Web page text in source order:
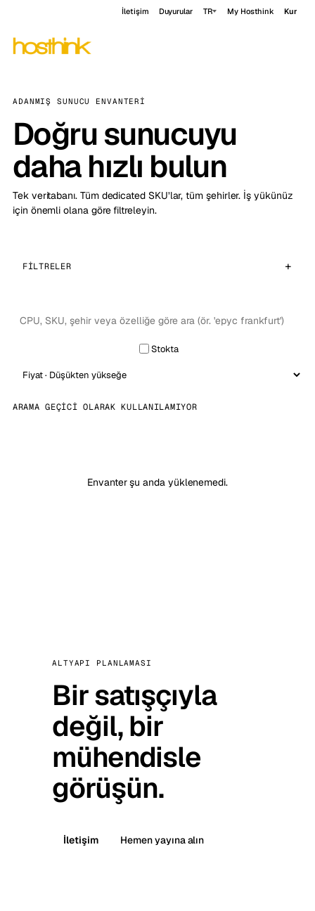
İletişim Duyurular TR My Hosthink Kur
ADANMIŞ SUNUCU ENVANTERI
Doğru sunucuyu
daha hızlı bulun
Tek veritabanı. Tüm dedicated SKU’lar, tüm şehirler. İş yükünüz
için önemli olana göre filtreleyin.
FILTRELER
Stokta
ARAMA GEÇICI OLARAK KULLANILAMIYOR
Envanter şu anda yüklenemedi.
ALTYAPI PLANLAMASI
Bir satışçıyla
değil, bir
mühendisle
görüşün.
İletişim Hemen yayına alın